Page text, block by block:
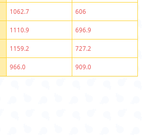
1062.7 606
1110.9 696.9
1159.2 727.2
966.0 909.0